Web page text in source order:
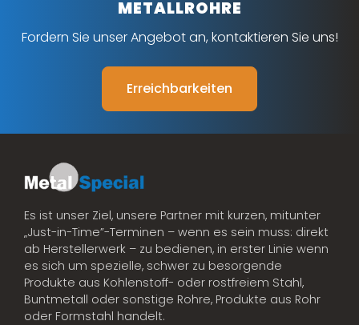
METALLROHRE
Fordern Sie unser Angebot an, kontaktieren Sie uns!
Erreichbarkeiten
Es ist unser Ziel, unsere Partner mit kurzen, mitunter
„Just-in-Time”-Terminen – wenn es sein muss: direkt
ab Herstellerwerk – zu bedienen, in erster Linie wenn
es sich um spezielle, schwer zu besorgende
Produkte aus Kohlenstoff- oder rostfreiem Stahl,
Buntmetall oder sonstige Rohre, Produkte aus Rohr
oder Formstahl handelt.